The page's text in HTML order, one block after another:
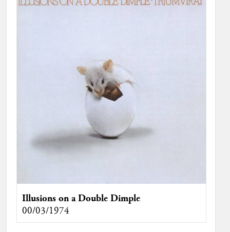
Illusions on a Double Dimple
00/03/1974